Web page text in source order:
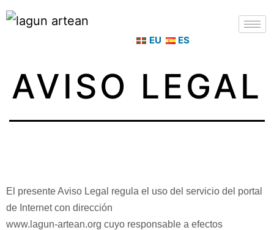
EU ES
AVISO LEGAL
El presente Aviso Legal regula el uso del servicio del portal
de Internet con dirección
www.lagun-artean.org cuyo responsable a efectos